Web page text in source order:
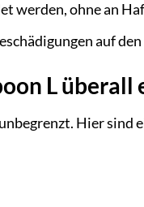
werden, ohne an
auf
L überall
Hier sind